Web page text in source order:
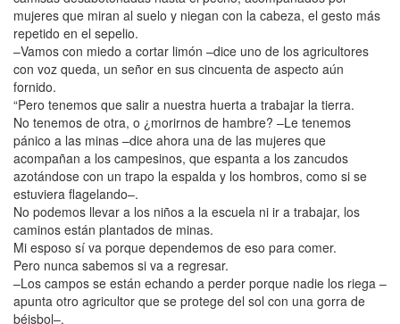
mujeres que miran al suelo y niegan con la cabeza, el gesto más
repetido en el sepelio.
–Vamos con miedo a cortar limón –dice uno de los agricultores
con voz queda, un señor en sus cincuenta de aspecto aún
fornido.
“Pero tenemos que salir a nuestra huerta a trabajar la tierra.
No tenemos de otra, o ¿morirnos de hambre? –Le tenemos
pánico a las minas –dice ahora una de las mujeres que
acompañan a los campesinos, que espanta a los zancudos
azotándose con un trapo la espalda y los hombros, como si se
estuviera flagelando–.
No podemos llevar a los niños a la escuela ni ir a trabajar, los
caminos están plantados de minas.
Mi esposo sí va porque dependemos de eso para comer.
Pero nunca sabemos si va a regresar.
–Los campos se están echando a perder porque nadie los riega –
apunta otro agricultor que se protege del sol con una gorra de
béisbol–.